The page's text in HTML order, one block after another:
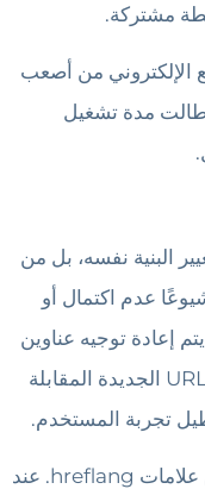
مشتركة.
الإلكتروني من أصعب
مدة تشغيل
البنية نفسه، بل من
عدم اكتمال أو
إعادة توجيه عناوين
URL القديمة بشكل صحيح إلى عناوين URL الجديدة المقابلة
تجربة المستخدم.
من الأخطاء الشائعة الأخرى سوء تكوين علامات hreflang. عند